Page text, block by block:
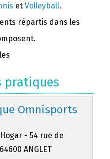
et Volleyball.
répartis dans les
pratiques
Omnisports
- 54 rue de
ANGLET